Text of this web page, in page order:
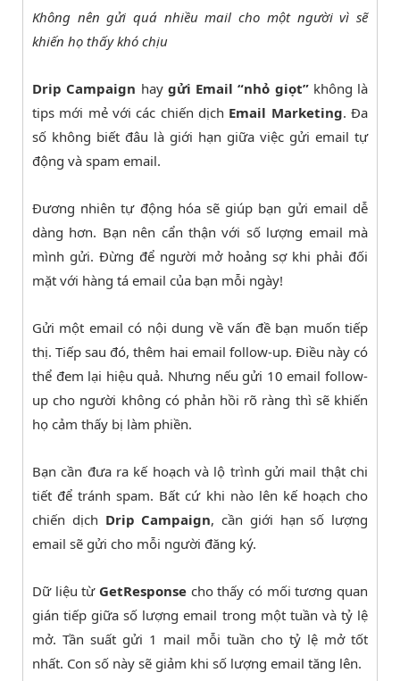
Không nên gửi quá nhiều mail cho một người vì sẽ
khiến họ thấy khó chịu
Drip Campaign haygửi Email “nhỏ giọt”không là
tips mới mẻ với các chiến dịch Email Marketing. Đa
số không biết đâu là giới hạn giữa việc gửi email tự
động và spam email.
Đương nhiên tự động hóa sẽ giúp bạn gửi email dễ
dàng hơn. Bạn nên cẩn thận với số lượng email mà
mình gửi. Đừng để người mở hoảng sợ khi phải đối
mặt với hàng tá email của bạn mỗi ngày!
Gửi một email có nội dung về vấn đề bạn muốn tiếp
thị. Tiếp sau đó, thêm hai email follow-up. Điều này có
thể đem lại hiệu quả. Nhưng nếu gửi 10 email follow-
up cho người không có phản hồi rõ ràng thì sẽ khiến
họ cảm thấy bị làm phiền.
Bạn cần đưa ra kế hoạch và lộ trình gửi mail thật chi
tiết để tránh spam. Bất cứ khi nào lên kế hoạch cho
chiến dịch Drip Campaign, cần giới hạn số lượng
email sẽ gửi cho mỗi người đăng ký.
Dữ liệu từ GetResponse cho thấy có mối tương quan
gián tiếp giữa số lượng email trong một tuần và tỷ lệ
mở. Tần suất gửi 1 mail mỗi tuần cho tỷ lệ mở tốt
nhất. Con số này sẽ giảm khi số lượng email tăng lên.